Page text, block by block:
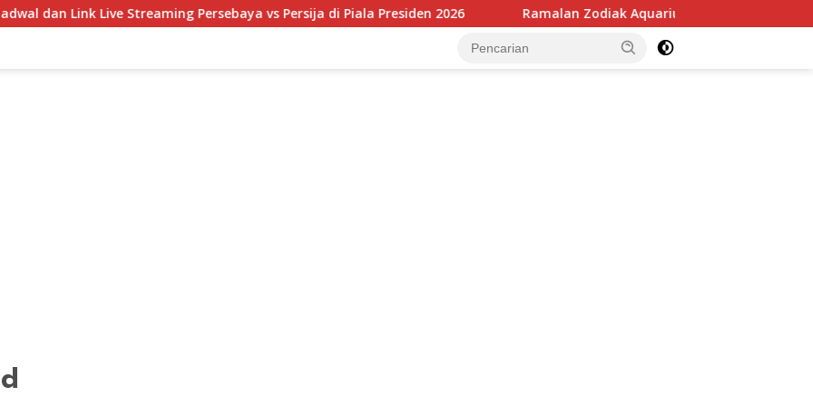
Streaming Persebaya vs Persija di Piala Presiden 2026 Ramalan Zodiak Aquarius 27 Juli 2026: Keuangan Stabil dan